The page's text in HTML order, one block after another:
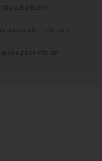
substituem
advogado ou técnico
e pode não ser